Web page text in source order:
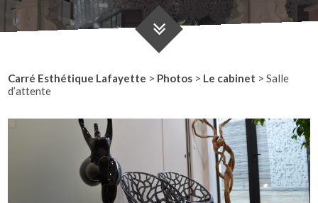
Simulation 3D
Carré Esthétique Lafayette > Photos > Le cabinet >Salle
d’attente